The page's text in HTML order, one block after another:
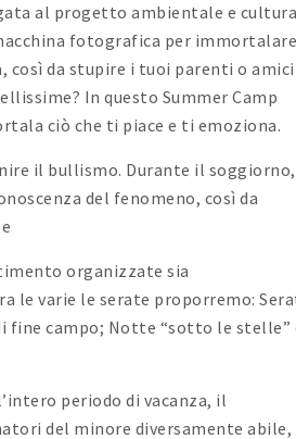
al progetto ambientale e
fotografica per immortalare
così da stupire i tuoi parenti o amici
In questo Summer Camp
ciò che ti piace e ti emoziona.
il bullismo. Durante il
del fenomeno, così da
organizzate sia
le varie le serate proporremo:
fine campo; Notte “sotto le stelle”
periodo di vacanza, il
del minore diversamente abile,